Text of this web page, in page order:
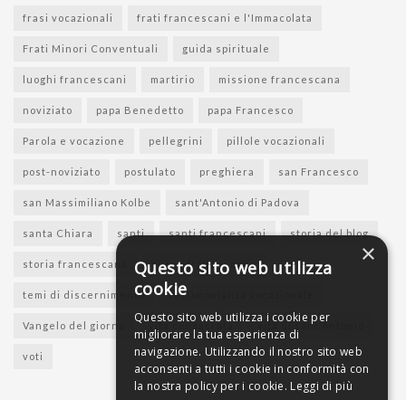
frasi vocazionali frati francescani e l'Immacolata
Frati Minori Conventuali guida spirituale
luoghi francescani martirio missione francescana
noviziato papa Benedetto papa Francesco
Parola e vocazione pellegrini pillole vocazionali
post-noviziato postulato preghiera san Francesco
san Massimiliano Kolbe sant'Antonio di Padova
santa Chiara santi santi francescani storia del blog
storia francescana suore francescane
temi di discernimento testimonianza vocazionale
Vangelo del giorno vita di sant'Antonio
voti
×
Questo sito web utilizza
cookie
Questo sito web utilizza i cookie per
migliorare la tua esperienza di
navigazione. Utilizzando il nostro sito web
acconsenti a tutti i cookie in conformità con
la nostra policy per i cookie. Leggi di più